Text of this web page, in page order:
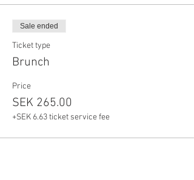
Sale ended
Ticket type
Brunch
Price
SEK 265.00
+SEK 6.63 ticket service fee